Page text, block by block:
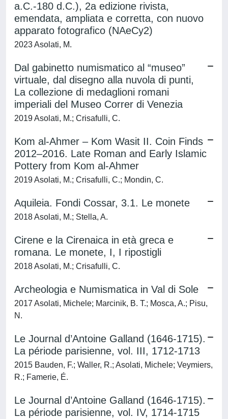
a.C.-180 d.C.), 2a edizione rivista,
emendata, ampliata e corretta, con nuovo
apparato fotografico (NAeCy2)
2023 Asolati, M.
Dal gabinetto numismatico al “museo”
virtuale, dal disegno alla nuvola di punti,
La collezione di medaglioni romani
imperiali del Museo Correr di Venezia
2019 Asolati, M.; Crisafulli, C.
Kom al-Ahmer – Kom Wasit II. Coin Finds
2012–2016. Late Roman and Early Islamic
Pottery from Kom al-Ahmer
2019 Asolati, M.; Crisafulli, C.; Mondin, C.
Aquileia. Fondi Cossar, 3.1. Le monete
2018 Asolati, M.; Stella, A.
Cirene e la Cirenaica in età greca e
romana. Le monete, I, I ripostigli
2018 Asolati, M.; Crisafulli, C.
Archeologia e Numismatica in Val di Sole
2017 Asolati, Michele; Marcinik, B. T.; Mosca, A.; Pisu,
N.
Le Journal d’Antoine Galland (1646-1715).
La période parisienne, vol. III, 1712-1713
2015 Bauden, F.; Waller, R.; Asolati, Michele; Veymiers,
R.; Famerie, É.
Le Journal d’Antoine Galland (1646-1715).
La période parisienne, vol. IV, 1714-1715